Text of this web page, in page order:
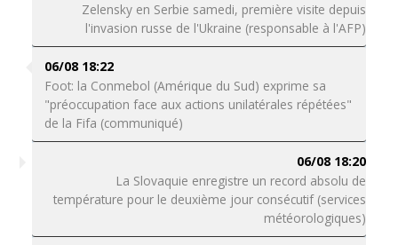
Zelensky en Serbie samedi, première visite depuis
l'invasion russe de l'Ukraine (responsable à l'AFP)
06/08 18:22
Foot: la Conmebol (Amérique du Sud) exprime sa
"préoccupation face aux actions unilatérales répétées"
de la Fifa (communiqué)
06/08 18:20
La Slovaquie enregistre un record absolu de
température pour le deuxième jour consécutif (services
météorologiques)